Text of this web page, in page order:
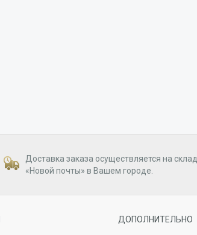
Доставка заказа осуществляется на склад
«Новой почты» в Вашем городе.
ДОПОЛНИТЕЛЬНО